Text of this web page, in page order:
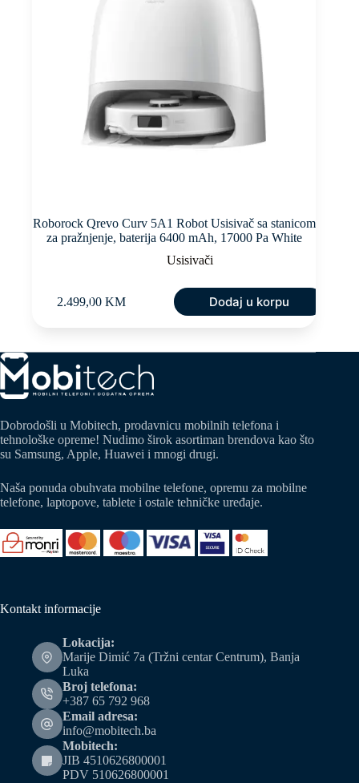
Roborock Qrevo Curv 5A1 Robot Usisivač sa stanicom
za pražnjenje, baterija 6400 mAh, 17000 Pa White
Usisivači
2.499,00 KM Dodaj u korpu
Dobrodošli u Mobitech, prodavnicu mobilnih telefona i
tehnološke opreme! Nudimo širok asortiman brendova kao što
su Samsung, Apple, Huawei i mnogi drugi.
Naša ponuda obuhvata mobilne telefone, opremu za mobilne
telefone, laptopove, tablete i ostale tehničke uređaje.
Kontakt informacije
Lokacija:
Marije Dimić 7a (Tržni centar Centrum), Banja
Luka
Broj telefona:
+387 65 792 968
Email adresa:
info@mobitech.ba
Mobitech:
JIB 4510626800001
PDV 510626800001